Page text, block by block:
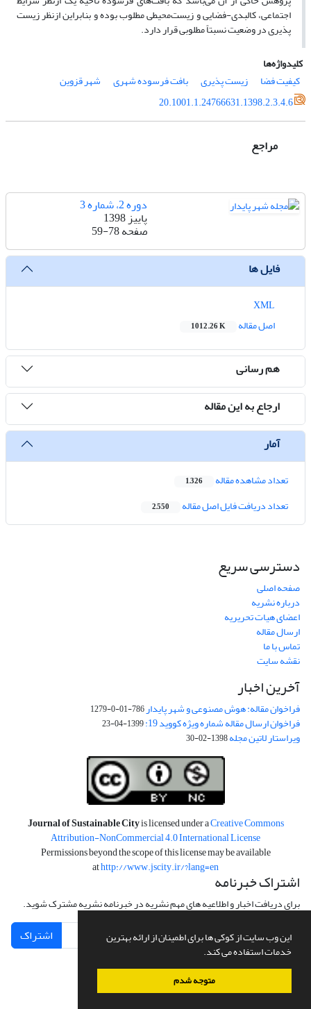
این وب سایت از کوکی ها برای اطمینان از ارائه بهترین
خدمات استفاده می کند.
متوجه شدم
اجتماعی، کالبدی-فضایی و زیست‌محیطی مطلوب بوده و بنابراین ازنظر زیست
پذیری در وضعیت نسبتاً مطلوبی قرار دارد.
کلیدواژه‌ها
کیفیت فضا
زیست پذیری بافت فرسوده شهری
شهر قزوین
20.1001.1.24766631.1398.2.3.4.6
مراجع
دوره 2، شماره 3
پاییز 1398
صفحه59-78
فایل ها
اصل مقاله
1012.26 K
هم رسانی
ارجاع به این مقاله
آمار
تعداد مشاهده مقاله 1,326
تعداد دریافت فایل اصل مقاله 2,550
دسترسی سریع
صفحه اصلی
درباره نشریه
اعضای هیات تحریریه
ارسال مقاله
تماس با ما
نقشه سایت
آخرین اخبار
فراخوان مقاله: هوش مصنوعی و شهر پایدار786-01-0-1279
فراخوان ارسال مقاله شماره ویژه کووید 19: 1399-04-23
ویراستار لاتین مجله1398-02-30
Journal of Sustainable Cityis licensed under aCreative Commons
Attribution-NonCommercial 4.0 International License
Permissions beyond the scope of this license may be available
athttp://www.jscity.ir/?lang=en
اشتراک خبرنامه
برای دریافت اخبار و اطلاعیه های مهم نشریه در خبرنامه نشریه مشترک شوید.
اشتراک
سامانه مدیریت نشریات علمی.طراحی و پیاده سازی ازسیناوب